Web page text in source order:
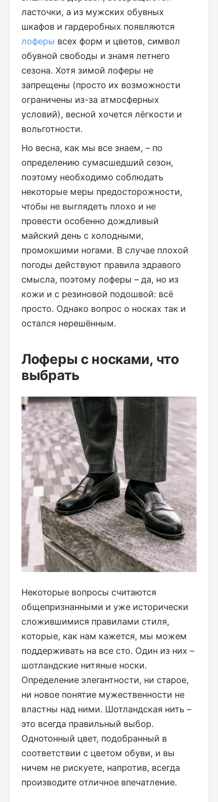
ласточки, а из мужских обувных
шкафов и гардеробных появляются
лоферы всех форм и цветов, символ
обувной свободы и знамя летнего
сезона. Хотя зимой лоферы не
запрещены (просто их возможности
ограничены из-за атмосферных
условий), весной хочется лёгкости и
вольготности.
Но весна, как мы все знаем, – по
определению сумасшедший сезон,
поэтому необходимо соблюдать
некоторые меры предосторожности,
чтобы не выглядеть плохо и не
провести особенно дождливый
майский день с холодными,
промокшими ногами. В случае плохой
погоды действуют правила здравого
смысла, поэтому лоферы – да, но из
кожи и с резиновой подошвой: всё
просто. Однако вопрос о носках так и
остался нерешённым.
Лоферы с носками, что
выбрать
Некоторые вопросы считаются
общепризнанными и уже исторически
сложившимися правилами стиля,
которые, как нам кажется, мы можем
поддерживать на все сто. Один из них –
шотландские нитяные носки.
Определение элегантности, ни старое,
ни новое понятие мужественности не
властны над ними. Шотландская нить –
это всегда правильный выбор.
Однотонный цвет, подобранный в
соответствии с цветом обуви, и вы
ничем не рискуете, напротив, всегда
производите отличное впечатление.